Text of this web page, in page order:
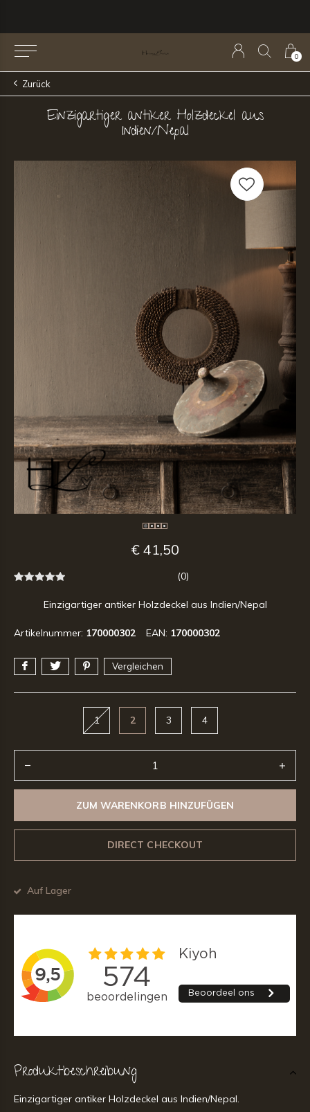
0
Zurück
Einzigartiger antiker Holzdeckel aus
Indien/Nepal
€ 41,50
(0)
Einzigartiger antiker Holzdeckel aus Indien/Nepal
Artikelnummer: 170000302 EAN: 170000302
Vergleichen
1 2 3 4
ZUM WARENKORB HINZUFÜGEN
DIRECT CHECKOUT
Auf Lager
Produktbeschreibung
Einzigartiger antiker Holzdeckel aus Indien/Nepal.